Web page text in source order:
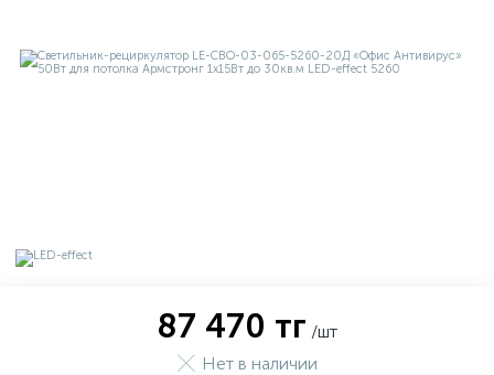
87 470 тг /шт
Нет в наличии